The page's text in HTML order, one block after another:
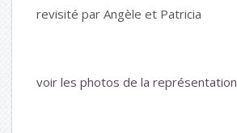
revisité par Angèle et Patricia
voir les photos de la représentation